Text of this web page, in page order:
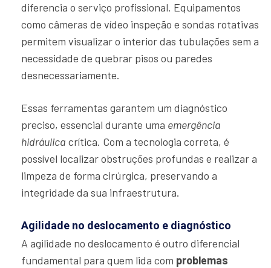
diferencia o serviço profissional. Equipamentos
como câmeras de vídeo inspeção e sondas rotativas
permitem visualizar o interior das tubulações sem a
necessidade de quebrar pisos ou paredes
desnecessariamente.
Essas ferramentas garantem um diagnóstico
preciso, essencial durante uma emergência
hidráulica crítica. Com a tecnologia correta, é
possível localizar obstruções profundas e realizar a
limpeza de forma cirúrgica, preservando a
integridade da sua infraestrutura.
Agilidade no deslocamento e diagnóstico
A agilidade no deslocamento é outro diferencial
fundamental para quem lida com problemas